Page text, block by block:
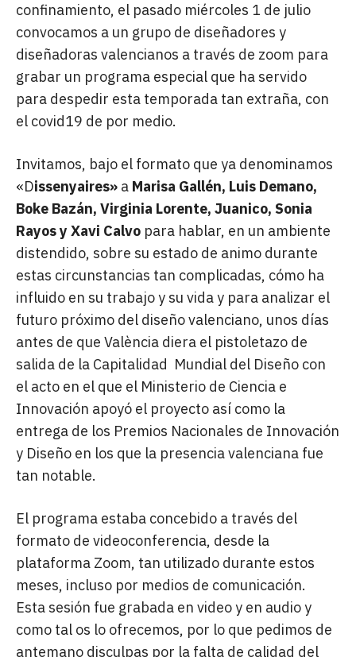
confinamiento, el pasado miércoles 1 de julio
convocamos a un grupo de diseñadores y
diseñadoras valencianos a través de zoom para
grabar un programa especial que ha servido
para despedir esta temporada tan extraña, con
el covid19 de por medio.
Invitamos, bajo el formato que ya denominamos
«Dissenyaires» a Marisa Gallén, Luis Demano,
Boke Bazán, Virginia Lorente, Juanico, Sonia
Rayos y Xavi Calvo para hablar, en un ambiente
distendido, sobre su estado de animo durante
estas circunstancias tan complicadas, cómo ha
influido en su trabajo y su vida y para analizar el
futuro próximo del diseño valenciano, unos días
antes de que València diera el pistoletazo de
salida de la Capitalidad Mundial del Diseño con
el acto en el que el Ministerio de Ciencia e
Innovación apoyó el proyecto así como la
entrega de los Premios Nacionales de Innovación
y Diseño en los que la presencia valenciana fue
tan notable.
El programa estaba concebido a través del
formato de videoconferencia, desde la
plataforma Zoom, tan utilizado durante estos
meses, incluso por medios de comunicación.
Esta sesión fue grabada en video y en audio y
como tal os lo ofrecemos, por lo que pedimos de
antemano disculpas por la falta de calidad del